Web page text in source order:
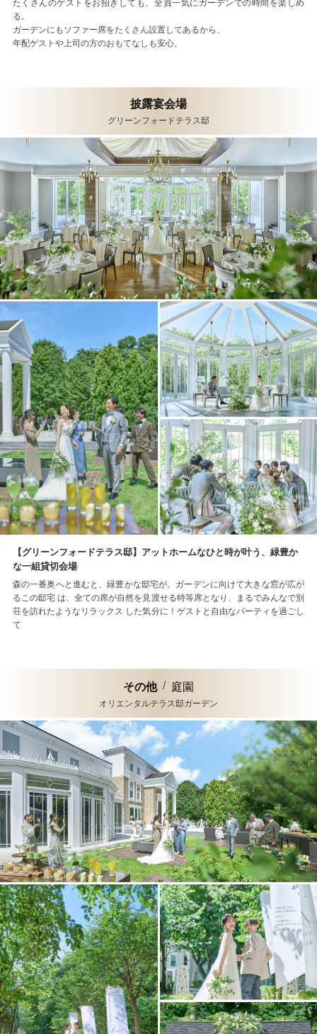
たくさんのゲストをお招きしても、全員一気にガーデンでの時間を楽しめ
る。
ガーデンにもソファー席をたくさん設置してあるから、
年配ゲストや上司の方のおもてなしも安心。
披露宴会場
グリーンフォードテラス邸
【グリーンフォードテラス邸】アットホームなひと時が叶う、緑豊か
な一組貸切会場
森の一番奥へと進むと、緑豊かな邸宅が。ガーデンに向けて大きな窓が広が
るこの邸宅 は、全ての席が自然を見渡せる特等席となり、まるでみんなで別
荘を訪れたようなリラックス した気分に！ゲストと自由なパーティを過ごし
て
その他 庭園
オリエンタルテラス邸ガーデン